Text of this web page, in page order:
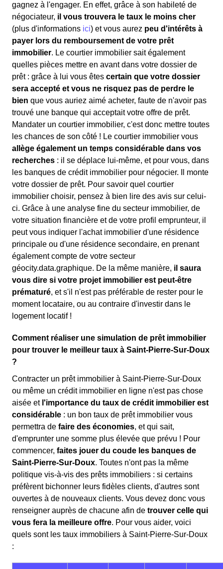
gagnez à l'engager. En effet, grâce à son habileté de
négociateur, il vous trouvera le taux le moins cher
(plus d'informations ici) et vous aurez peu d'intérêts à
payer lors du remboursement de votre prêt
immobilier. Le courtier immobilier sait également
quelles pièces mettre en avant dans votre dossier de
prêt : grâce à lui vous êtes certain que votre dossier
sera accepté et vous ne risquez pas de perdre le
bien que vous auriez aimé acheter, faute de n'avoir pas
trouvé une banque qui acceptait votre offre de prêt.
Mandater un courtier immobilier, c'est donc mettre toutes
les chances de son côté ! Le courtier immobilier vous
allège également un temps considérable dans vos
recherches : il se déplace lui-même, et pour vous, dans
les banques de crédit immobilier pour négocier. Il monte
votre dossier de prêt. Pour savoir quel courtier
immobilier choisir, pensez à bien lire des avis sur celui-
ci. Grâce à une analyse fine du secteur immobilier, de
votre situation financière et de votre profil emprunteur, il
peut vous indiquer l'achat immobilier d'une résidence
principale ou d'une résidence secondaire, en prenant
également compte de votre secteur
géocity.data.graphique. De la même manière, il saura
vous dire si votre projet immobilier est peut-être
prématuré, et s'il n'est pas préférable de rester pour le
moment locataire, ou au contraire d'investir dans le
logement locatif !
Comment réaliser une simulation de prêt immobilier
pour trouver le meilleur taux à Saint-Pierre-Sur-Doux
?
Contracter un prêt immobilier à Saint-Pierre-Sur-Doux
ou même un crédit immobilier en ligne n'est pas chose
aisée et l'importance du taux de crédit immobilier est
considérable : un bon taux de prêt immobilier vous
permettra de faire des économies, et qui sait,
d'emprunter une somme plus élevée que prévu ! Pour
commencer, faites jouer du coude les banques de
Saint-Pierre-Sur-Doux. Toutes n'ont pas la même
politique vis-à-vis des prêts immobiliers : si certains
préfèrent bichonner leurs fidèles clients, d'autres sont
ouvertes à de nouveaux clients. Vous devez donc vous
renseigner auprès de chacune afin de trouver celle qui
vous fera la meilleure offre. Pour vous aider, voici
quels sont les taux immobiliers à Saint-Pierre-Sur-Doux
: